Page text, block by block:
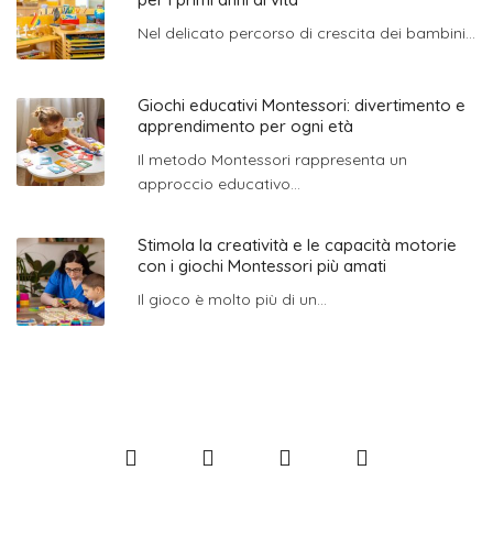
Nel delicato percorso di crescita dei bambini...
Giochi educativi Montessori: divertimento e
apprendimento per ogni età
Il metodo Montessori rappresenta un
approccio educativo...
Stimola la creatività e le capacità motorie
con i giochi Montessori più amati
Il gioco è molto più di un...